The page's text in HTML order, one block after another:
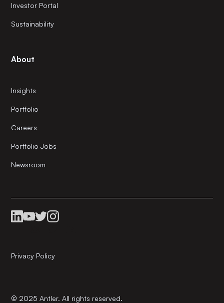
Investor Portal
Sustainability
About
Insights
Portfolio
Careers
Portfolio Jobs
Newsroom
© 2025 Antler. All rights reserved.
Privacy Policy